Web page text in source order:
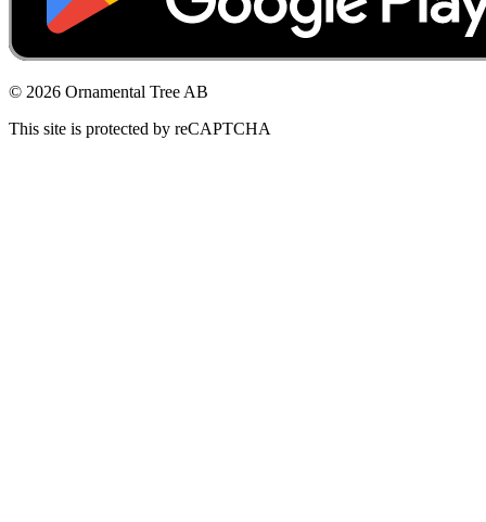
© 2026 Ornamental Tree AB
This site is protected by reCAPTCHA